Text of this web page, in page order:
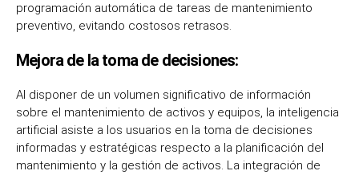
programación automática de tareas de mantenimiento
preventivo, evitando costosos retrasos.
Mejora de la toma de decisiones:
Al disponer de un volumen significativo de información
sobre el mantenimiento de activos y equipos, la inteligencia
artificial asiste a los usuarios en la toma de decisiones
informadas y estratégicas respecto a la planificación del
mantenimiento y la gestión de activos. La integración de